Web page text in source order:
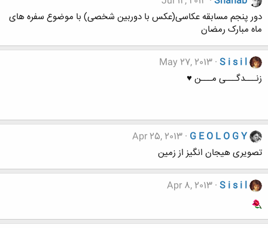
دور پنجم مسابقه عکاسی(عکس با دوربین شخصی) با موضوع سفره های
ماه مبارک رمضان
S i s i l
May 27, 2013
زنـــدگـــی مـــن ♥
G E O L O G Y
Apr 25, 2013
تصویری هیجان انگیز از زمین
S i s i l
Apr 8, 2013